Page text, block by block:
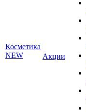
Косметика
NEW
Акции